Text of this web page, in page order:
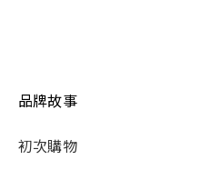
品牌故事
初次購物